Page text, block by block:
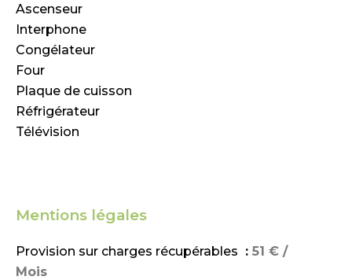
Ascenseur
Interphone
Congélateur
Four
Plaque de cuisson
Réfrigérateur
Télévision
Mentions légales
Provision sur charges récupérables
51 € /
Mois